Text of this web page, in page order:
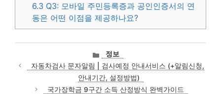
6.3 Q3: 모바일 주민등록증과 공인인증서의 연
동은 어떤 이점을 제공하나요?
카
테
고
리
정보
자동차검사 문자알림 | 검사예정 안내서비스 (+알림신청,
안내기간, 설정방법)
국가장학금 9구간 소득 산정방식 완벽가이드